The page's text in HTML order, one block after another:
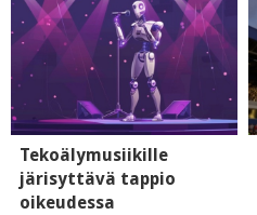
Tekoälymusiikille
järisyttävä tappio
oikeudessa